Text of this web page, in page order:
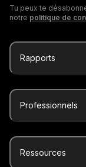
Tu peux te
notre politique de
Rapports
Professionnels
Ressources